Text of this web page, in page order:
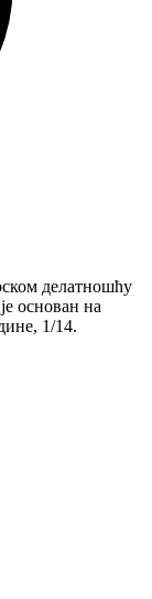
делатношћу
основан на
1/14.